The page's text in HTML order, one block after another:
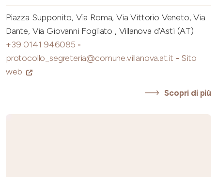
Piazza Supponito, Via Roma, Via Vittorio Veneto, Via
Dante, Via Giovanni Fogliato , Villanova d’Asti (AT)
+39 0141 946085 -
protocollo_segreteria@comune.villanova.at.it - Sito
web
Scopri di più